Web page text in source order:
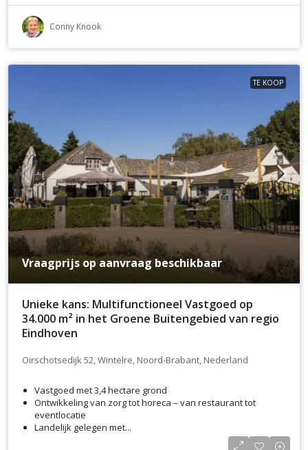
Conny Knook
TE KOOP
Vraagprijs op aanvraag beschikbaar
Unieke kans: Multifunctioneel Vastgoed op
34.000 m² in het Groene Buitengebied van regio
Eindhoven
Oirschotsedijk 52, Wintelre, Noord-Brabant, Nederland
Vastgoed met 3,4 hectare grond
Ontwikkeling van zorg tot horeca – van restaurant tot
eventlocatie
Landelijk gelegen met...